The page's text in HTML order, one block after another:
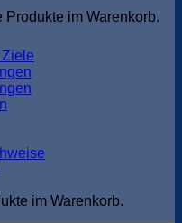
im Warenkorb.
im Warenkorb.